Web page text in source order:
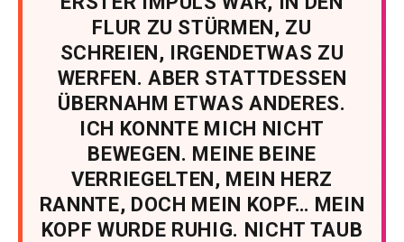
FLUR ZU STÜRMEN, ZU
SCHREIEN, IRGENDETWAS ZU
WERFEN. ABER STATTDESSEN
ÜBERNAHM ETWAS ANDERES.
ICH KONNTE MICH NICHT
BEWEGEN. MEINE BEINE
VERRIEGELTEN, MEIN HERZ
RANNTE, DOCH MEIN KOPF… MEIN
KOPF WURDE RUHIG. NICHT TAUB